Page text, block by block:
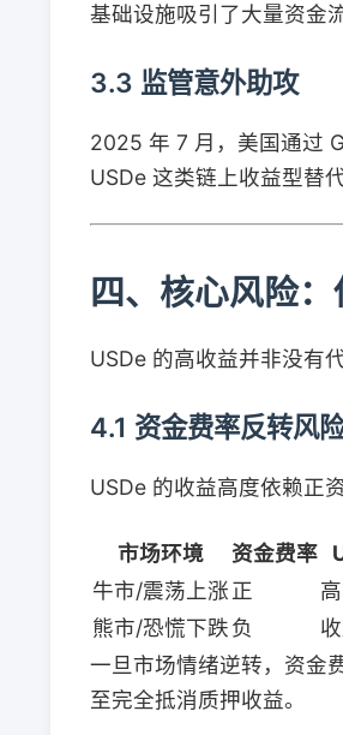
基础设施吸引了大量资金
3.3 监管意外助攻
2025 年 7 月，美国通过
USDe 这类链上收益型替
四、核心风险
USDe 的高收益并非没有
4.1 资金费率反转风
USDe 的收益高度依赖正
市场环境 资金费率
牛市/震荡上涨正
熊市/恐慌下跌负
一旦市场情绪逆转，资金
至完全抵消质押收益。